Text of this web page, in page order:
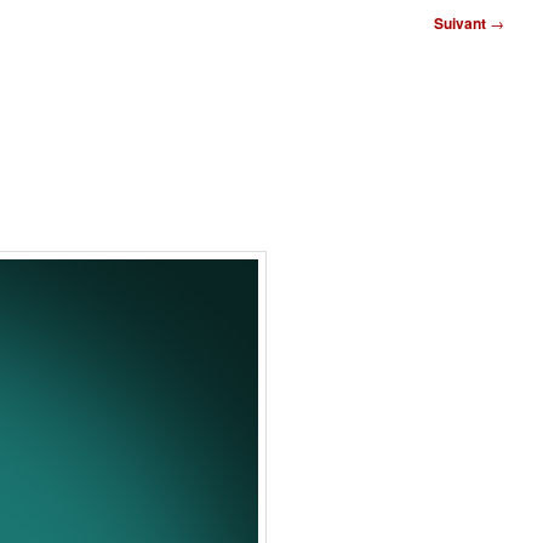
Suivant →